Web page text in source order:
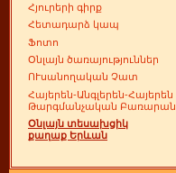
Հյուրերի գիրք
Հետադարձ կապ
Ֆոտո
Օնլայն ծառայություններ
ՈՒսանողական Չատ
Հայերեն-Անգլերեն-Հայերեն
Թարգմանչական Բառարան
Օնլայն տեսախցիկ
քաղաք Երևան